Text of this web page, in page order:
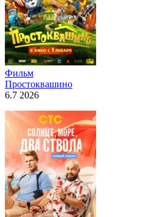
Фильм
Простоквашино
6.7 2026